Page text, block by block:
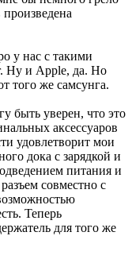
у нас с такими
Ну и Apple, да. Но
того же самсунга.
быть уверен, что это
аксессуаров
удовлетворит мои
дока с зарядкой и
питания и
совместно с
Теперь
для того же